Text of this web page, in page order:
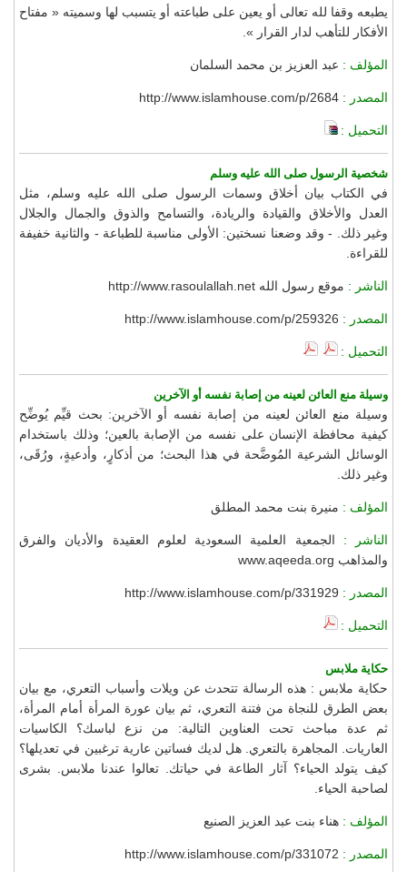
يطبعه وقفا لله تعالى أو يعين على طباعته أو يتسبب لها وسميته « مفتاح
الأفكار للتأهب لدار القرار ».
المؤلف : عبد العزيز بن محمد السلمان
المصدر : http://www.islamhouse.com/p/2684
التحميل :
شخصية الرسول صلى الله عليه وسلم
في الكتاب بيان أخلاق وسمات الرسول صلى الله عليه وسلم، مثل
العدل والأخلاق والقيادة والريادة، والتسامح والذوق والجمال والجلال
وغير ذلك. - وقد وضعنا نسختين: الأولى مناسبة للطباعة - والثانية خفيفة
للقراءة.
الناشر : موقع رسول الله http://www.rasoulallah.net
المصدر : http://www.islamhouse.com/p/259326
التحميل :
وسيلة منع العائن لعينه من إصابة نفسه أو الآخرين
وسيلة منع العائن لعينه من إصابة نفسه أو الآخرين: بحث قيِّم يُوضِّح
كيفية محافظة الإنسان على نفسه من الإصابة بالعين؛ وذلك باستخدام
الوسائل الشرعية المُوضَّحة في هذا البحث؛ من أذكارٍ، وأدعيةٍ، ورُقَى،
وغير ذلك.
المؤلف : منيرة بنت محمد المطلق
الناشر : الجمعية العلمية السعودية لعلوم العقيدة والأديان والفرق
والمذاهب www.aqeeda.org
المصدر : http://www.islamhouse.com/p/331929
التحميل :
حكاية ملابس
حكاية ملابس : هذه الرسالة تتحدث عن ويلات وأسباب التعري، مع بيان
بعض الطرق للنجاة من فتنة التعري، ثم بيان عورة المرأة أمام المرأة،
ثم عدة مباحث تحت العناوين التالية: من نزع لباسك؟ الكاسيات
العاريات. المجاهرة بالتعري. هل لديك فساتين عارية ترغبين في تعديلها؟
كيف يتولد الحياء؟ آثار الطاعة في حياتك. تعالوا عندنا ملابس. بشرى
لصاحبة الحياء.
المؤلف : هناء بنت عبد العزيز الصنيع
المصدر : http://www.islamhouse.com/p/331072